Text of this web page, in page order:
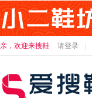
亲，欢迎来搜鞋 请登录